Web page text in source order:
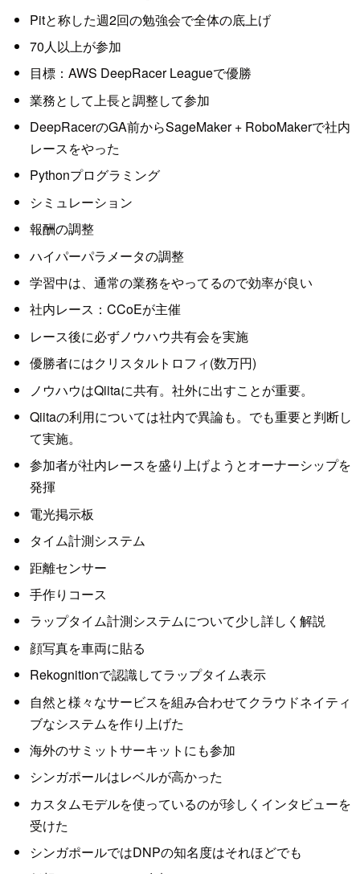
Pitと称した週2回の勉強会で全体の底上げ
70人以上が参加
目標：AWS DeepRacer Leagueで優勝
業務として上長と調整して参加
DeepRacerのGA前からSageMaker + RoboMakerで社内
レースをやった
Pythonプログラミング
シミュレーション
報酬の調整
ハイパーパラメータの調整
学習中は、通常の業務をやってるので効率が良い
社内レース：CCoEが主催
レース後に必ずノウハウ共有会を実施
優勝者にはクリスタルトロフィ(数万円)
ノウハウはQiitaに共有。社外に出すことが重要。
Qiitaの利用については社内で異論も。でも重要と判断し
て実施。
参加者が社内レースを盛り上げようとオーナーシップを
発揮
電光掲示板
タイム計測システム
距離センサー
手作りコース
ラップタイム計測システムについて少し詳しく解説
顔写真を車両に貼る
Rekognitionで認識してラップタイム表示
自然と様々なサービスを組み合わせてクラウドネイティ
ブなシステムを作り上げた
海外のサミットサーキットにも参加
シンガポールはレベルが高かった
カスタムモデルを使っているのが珍しくインタビューを
受けた
シンガポールではDNPの知名度はそれほどでも